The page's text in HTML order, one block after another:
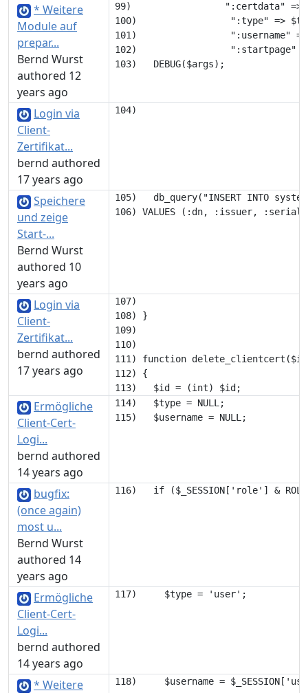
* Weitere
Module auf
prepar...
Bernd Wurst
authored 12
years ago
99)                 ":certdata" =>
100)                 ":type" =>
101)                 ":username" =>
102)                 ":startpage"
Login via
Client-
Zertifikat...
bernd authored
17 years ago
Speichere
und zeige
Start-...
Bernd Wurst
authored 10
years ago
105)   db_query("INSERT INTO
Login via
Client-
Zertifikat...
bernd authored
17 years ago
107)
108) }
109)
110)
111) function
112) {
Ermögliche
Client-Cert-
Logi...
bernd authored
14 years ago
114)   $type = NULL;
bugfix:
(once again)
most u...
Bernd Wurst
authored 14
years ago
Ermögliche
Client-Cert-
Logi...
bernd authored
14 years ago
* Weitere